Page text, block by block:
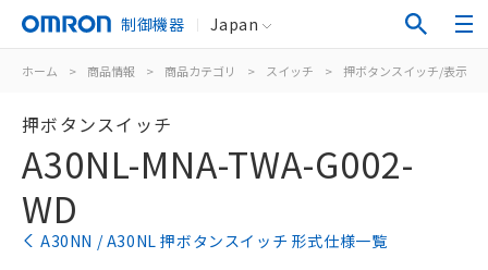
制御機器 Japan
ホーム > 商品情報 > 商品カテゴリ > スイッチ > 押ボタンスイッチ/表示灯
押ボタンスイッチ
A30NL-MNA-TWA-G002-
WD
A30NN / A30NL 押ボタンスイッチ 形式仕様一覧